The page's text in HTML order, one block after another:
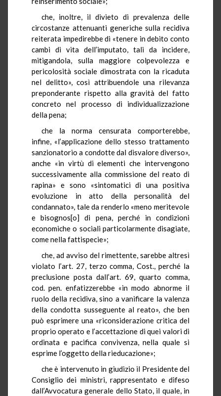
che, inoltre, il divieto di prevalenza delle
circostanze attenuanti generiche sulla recidiva
reiterata impedirebbe di «tenere in debito conto
cambi di vita dell’imputato, tali da incidere,
mitigandola, sulla maggiore colpevolezza e
pericolosità sociale dimostrata con la ricaduta
nel delitto», così attribuendole una rilevanza
preponderante rispetto alla gravità del fatto
concreto nel processo di individualizzazione
della pena;
che la norma censurata comporterebbe,
infine, «l’applicazione dello stesso trattamento
sanzionatorio a condotte dal disvalore diverso»,
anche «in virtù di elementi che intervengono
successivamente alla commissione del reato di
rapina» e sono «sintomatici di una positiva
evoluzione in atto della personalità del
condannato», tale da renderlo «meno meritevole
e bisognos[o] di pena, perché in condizioni
economiche o sociali particolarmente disagiate,
come nella fattispecie»;
che, ad avviso del rimettente, sarebbe altresì
violato l’art. 27, terzo comma, Cost., perché la
preclusione posta dall’art. 69, quarto comma,
cod. pen. enfatizzerebbe «in modo abnorme il
ruolo della recidiva, sino a vanificare la valenza
della condotta susseguente al reato», che ben
può esprimere una «riconsiderazione critica del
proprio operato e l’accettazione di quei valori di
ordinata e pacifica convivenza, nella quale si
esprime l’oggetto della rieducazione»;
che è intervenuto in giudizio il Presidente del
Consiglio dei ministri, rappresentato e difeso
dall’Avvocatura generale dello Stato, il quale, in